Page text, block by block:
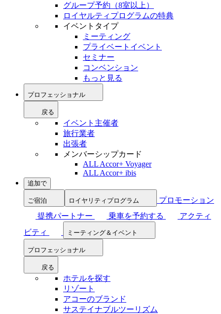
グループ予約（8室以上）
ロイヤルティプログラムの特典
イベントタイプ
ミーティング
プライベートイベント
セミナー
コンベンション
もっと見る
プロフェッショナル
戻る
イベント主催者
旅行業者
出張者
メンバーシップカード
ALL Accor+ Voyager
ALL Accor+ ibis
追加で
ご宿泊 ロイヤリティプログラム
プロモーション
提携パートナー
乗車を予約する
アクティ
ビティ
ミーティング＆イベント
プロフェッショナル
戻る
ホテルを探す
リゾート
アコーのブランド
サステイナブルツーリズム